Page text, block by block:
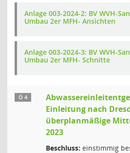
Anlage 003-2024-2: BV WVH-
Umbau 2er MFH- Ansichten
Anlage 003-2024-3: BV WVH-
Umbau 2er MFH- Schnitte
Ö 4
Einleitung nach
überplanmäßige
2023
Beschluss: einstimmig